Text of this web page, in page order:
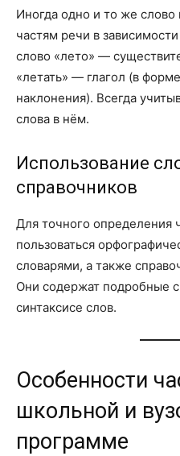
Иногда одно и то же
частям речи в
слово «лето» —
«летать» — глагол (в
наклонения). Всегда
слова в нём.
Использование
справочников
Для точного определения
пользоваться
словарями, а также
Они содержат подробные
синтаксисе слов.
Особенности
школьной и
программе